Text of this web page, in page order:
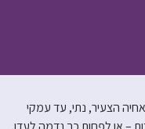
הצעיר, נתי, עד עמקי